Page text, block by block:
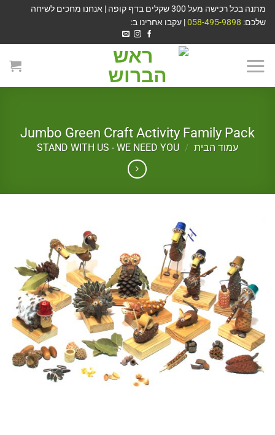
מתנה בכל רכישה מעל 300 שקלים בדף קופה | אנחנו מחכים לשיחה
שלכם: 058-495-9898| עקבו אחרינו ב:
Jumbo Green Craft Activity Family Pack
עמוד הבית /
STAND WITH US - WE NEED YOU